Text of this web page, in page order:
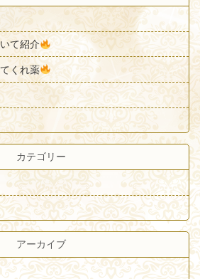
て紹介
くれ薬
カテゴリー
アーカイブ